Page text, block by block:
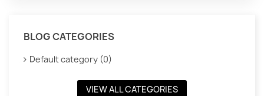
BLOG CATEGORIES
Default category (0)
VIEW ALL CATEGORIES